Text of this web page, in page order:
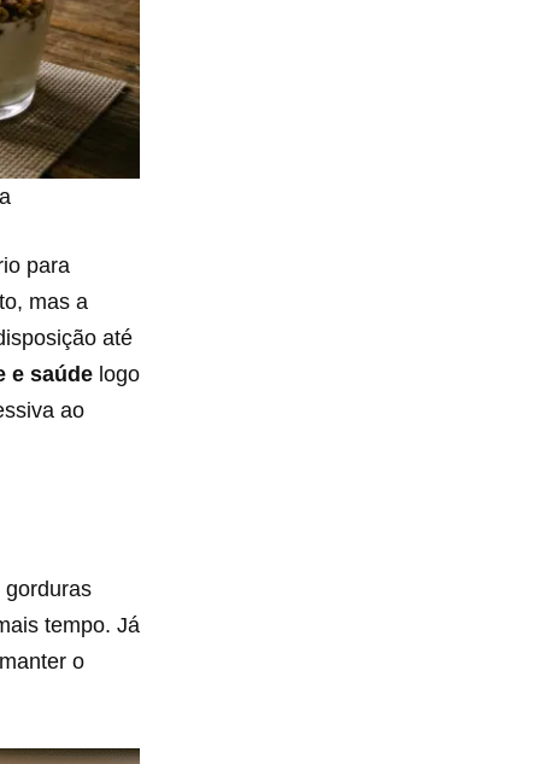
para
mas a
até
e saúde logo
ao
gorduras
tempo. Já
o